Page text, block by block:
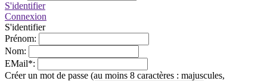
S'identifier
Connexion
S'identifier
Prénom:
Nom:
EMail*:
Créer un mot de passe (au moins 8 caractères : majuscules,